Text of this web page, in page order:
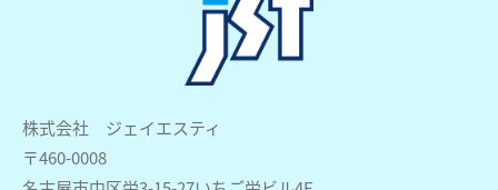
株式会社 ジェイエスティ
〒460-0008